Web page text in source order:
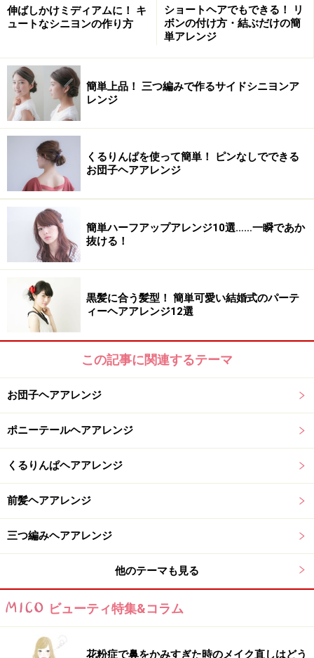
髪質 柔らかい～やや硬い
クセ なし～ややあり
ヘアアレンジの方法・やり方
分け目がナチュラルになるように指でわけとる
1. 耳の高さでざっくり上下にわけます。このとき上の部
分が少ないとアレンジをしたときに寂しくなってしまう
ので注意してください。
ややきつめにねじっておくと三つ編みのときにナチュラルな
ねじれになってちょうどよい
2. 上の部分をアレンジしていきます。下の部分は一緒に
等分して右と左部分を後ろに向かってねじります。
しっかり三つ編みする。この段階でゆるめに編むとボリュー
ムがでないのでしっかり編みましょう
伸ばしかけミディアムに！ キ
ュートなシニヨンの作り方
ショートヘアでもできる！ リ
ボンの付け方・結ぶだけの簡
単アレンジ
簡単上品！ 三つ編みで作るサイドシニヨンア
レンジ
くるりんぱを使って簡単！ ピンなしでできる
お団子ヘアアレンジ
簡単ハーフアップアレンジ10選……一瞬であか
抜ける！
黒髪に合う髪型！ 簡単可愛い結婚式のパーテ
ィーヘアアレンジ12選
この記事に関連するテーマ
お団子ヘアアレンジ
ポニーテールヘアアレンジ
くるりんぱヘアアレンジ
前髪ヘアアレンジ
三つ編みヘアアレンジ
他のテーマも見る
ビューティ特集&コラム
花粉症で鼻をかみすぎた時のメイク直しはどう